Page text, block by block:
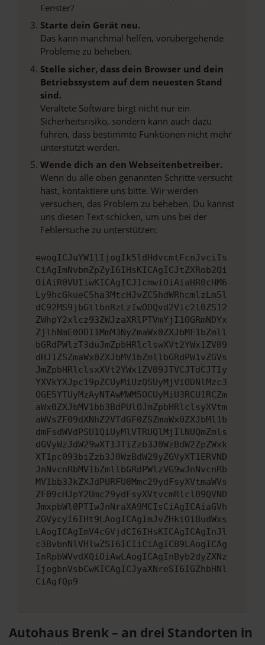
Fenster?
Starte dein Gerät neu.
Das kann manchmal helfen, vorübergehende
Probleme zu beheben.
Stelle sicher, dass dein Browser und dein
Betriebssystem auf dem neuesten Stand
sind.
Veraltete Software birgt nicht nur ein
Sicherheitsrisiko, sondern kann auch dazu
führen, dass bestimmte Funktionen nicht mehr
unterstützt werden.
Wende dich an den Webseitenbetreiber.
Wenn du alle oben genannten Schritte versucht
hast, kontaktiere uns bitte. Wir werden
versuchen, das Problem zu beheben. Du kannst
uns diesen Text schicken, um uns bei der
Fehlersuche zu unterstützen:
ewogICJuYW1lIjogIk5ldHdvcmtFcnJvciIs
CiAgImNvbmZpZyI6IHsKICAgICJtZXRob2Qi
OiAiR0VUIiwKICAgICJ1cmwiOiAiaHR0cHM6
Ly9hcGkueC5ha3MtcHJvZC5hdWRhcmlzLm5l
dC92MS9jbGllbnRzLzIwODQvd2Vic2l0ZS12
ZWhpY2xlcz93ZWJzaXRlPTVmYjI1OGRmNDYx
ZjlhNmE0ODI1MmM3NyZmaWx0ZXJbMF1bZmll
bGRdPWlzT3duJmZpbHRlclswXVt2YWx1ZV09
dHJ1ZSZmaWx0ZXJbMV1bZmllbGRdPW1vZGVs
JmZpbHRlclsxXVt2YWx1ZV09JTVCJTdCJTIy
YXVkYXJpc19pZCUyMiUzQSUyMjViODNlMzc3
OGE5YTUyMzAyNTAwMWM5OCUyMiU3RCU1RCZm
aWx0ZXJbMV1bb3BdPUlOJmZpbHRlclsyXVtm
aWVsZF09dXNhZ2VTdGF0ZSZmaWx0ZXJbMl1b
dmFsdWVdPSU1QiUyMlVTRUQlMjIlNUQmZmls
dGVyWzJdW29wXT1JTiZzb3J0WzBdW2ZpZWxk
XT1pc093biZzb3J0WzBdW29yZGVyXT1ERVND
JnNvcnRbMV1bZmllbGRdPWlzVG9wJnNvcnRb
MV1bb3JkZXJdPURFU0Mmc29ydFsyXVtmaWVs
ZF09cHJpY2Umc29ydFsyXVtvcmRlcl09QVND
JmxpbWl0PTIwJnNraXA9MCIsCiAgICAiaGVh
ZGVycyI6IHt9LAogICAgImJvZHkiOiBudWxs
LAogICAgImV4cGVjdCI6IHsKICAgICAgInJl
c3BvbnNlVHlwZSI6ICIiCiAgICB9LAogICAg
InRpbWVvdXQiOiAwLAogICAgInByb2dyZXNz
IjogbnVsbCwKICAgICJyaXNreSI6IGZhbHNl
CiAgfQp9
Autohaus Brenk – an drei Standorten in